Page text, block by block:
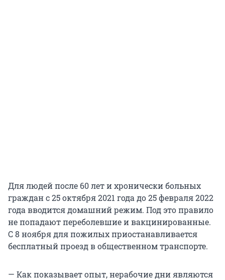
Для людей после 60 лет и хронически больных
граждан с 25 октября 2021 года до 25 февраля 2022
года вводится домашний режим. Под это правило
не попадают переболевшие и вакцинированные.
С 8 ноября для пожилых приостанавливается
бесплатный проезд в общественном транспорте.
— Как показывает опыт, нерабочие дни являются